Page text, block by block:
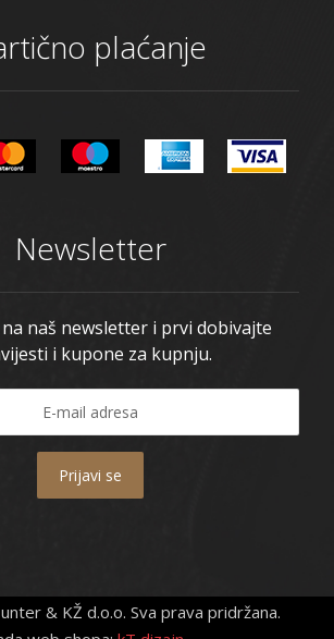
plaćanje
Newsletter
naš newsletter i prvi dobivajte
i kupone za kupnju.
Prijavi se
& KŽ d.o.o. Sva prava pridržana.